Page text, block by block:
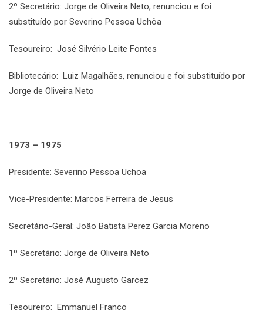
2º Secretário: Jorge de Oliveira Neto, renunciou e foi
substituído por Severino Pessoa Uchôa
Tesoureiro: José Silvério Leite Fontes
Bibliotecário: Luiz Magalhães, renunciou e foi substituído por
Jorge de Oliveira Neto
1973 – 1975
Presidente: Severino Pessoa Uchoa
Vice-Presidente: Marcos Ferreira de Jesus
Secretário-Geral: João Batista Perez Garcia Moreno
1º Secretário: Jorge de Oliveira Neto
2º Secretário: José Augusto Garcez
Tesoureiro: Emmanuel Franco